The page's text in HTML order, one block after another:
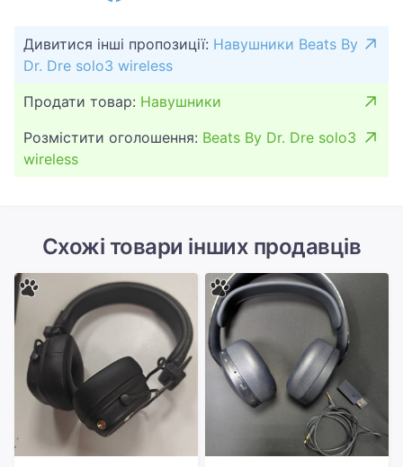
Дивитися інші пропозиції: Навушники Beats By
Dr. Dre solo3 wireless
Продати товар: Навушники
Розмістити оголошення: Beats By Dr. Dre solo3
wireless
Схожі товари інших продавців